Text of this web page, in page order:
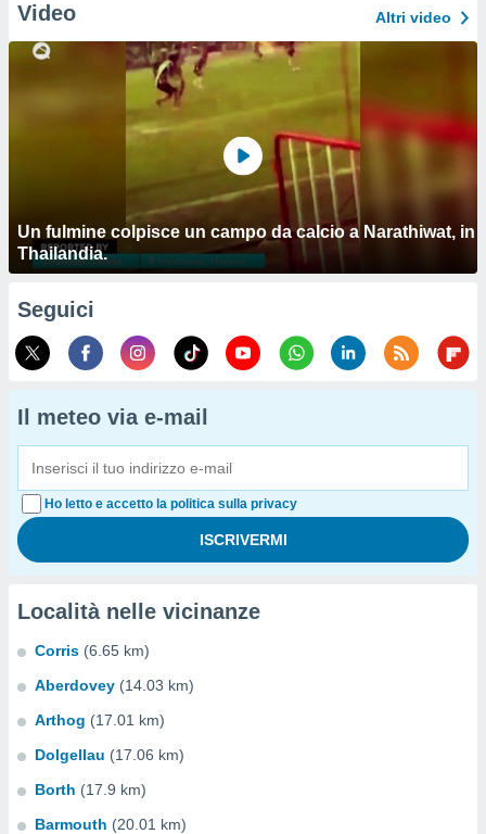
Video Altri video
Un fulmine colpisce un campo da calcio a Narathiwat, in
Thailandia.
Seguici
Il meteo via e-mail
Ho letto e accetto la politica sulla privacy
Località nelle vicinanze
Corris (6.65 km)
Aberdovey (14.03 km)
Arthog (17.01 km)
Dolgellau (17.06 km)
Borth (17.9 km)
Barmouth (20.01 km)